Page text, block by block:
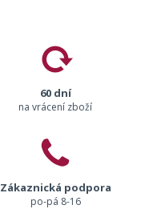
60 dní
na vrácení zboží
Zákaznická podpora
po-pá 8-16